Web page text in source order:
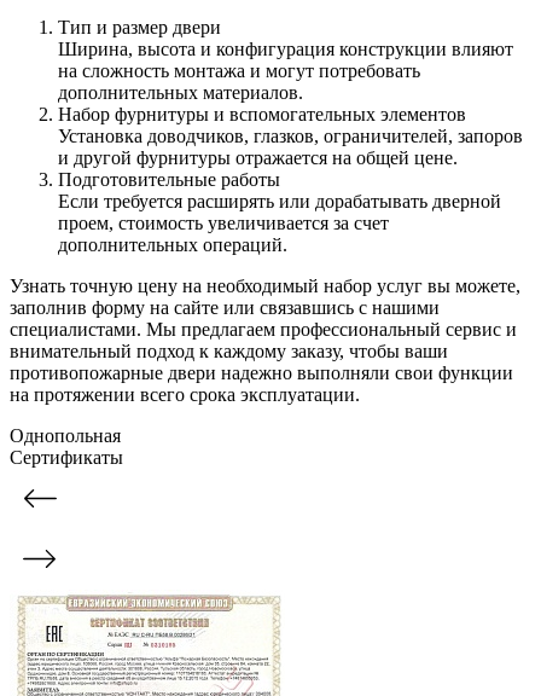
Тип и размер двери
Ширина, высота и конфигурация конструкции влияют
на сложность монтажа и могут потребовать
дополнительных материалов.
Набор фурнитуры и вспомогательных элементов
Установка доводчиков, глазков, ограничителей, запоров
и другой фурнитуры отражается на общей цене.
Подготовительные работы
Если требуется расширять или дорабатывать дверной
проем, стоимость увеличивается за счет
дополнительных операций.
Узнать точную цену на необходимый набор услуг вы можете,
заполнив форму на сайте или связавшись с нашими
специалистами. Мы предлагаем профессиональный сервис и
внимательный подход к каждому заказу, чтобы ваши
противопожарные двери надежно выполняли свои функции
на протяжении всего срока эксплуатации.
Однопольная
Сертификаты